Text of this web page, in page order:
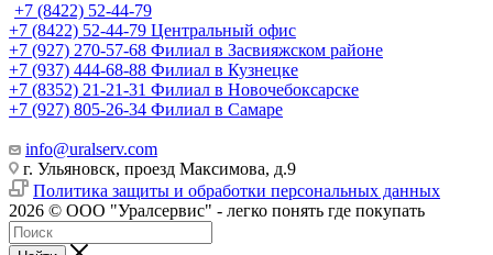
+7 (8422) 52-44-79
+7 (8422) 52-44-79 Центральный офис
+7 (927) 270-57-68 Филиал в Засвияжском районе
+7 (937) 444-68-88 Филиал в Кузнецке
+7 (8352) 21-21-31 Филиал в Новочебоксарске
+7 (927) 805-26-34 Филиал в Самаре
info@uralserv.com
г. Ульяновск, проезд Максимова, д.9
Политика защиты и обработки персональных данных
2026 © ООО "Уралсервис" - легко понять где покупать